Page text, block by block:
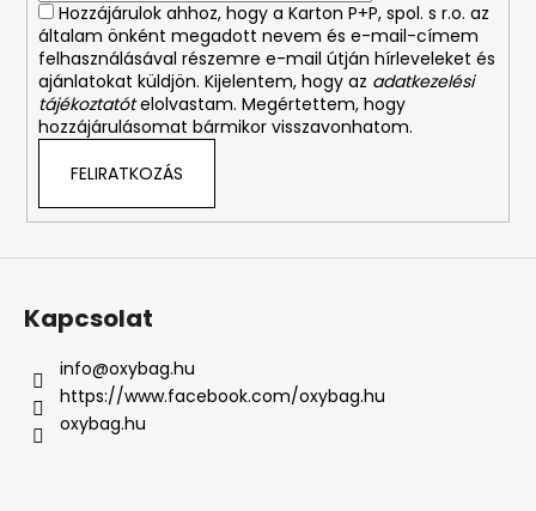
Hozzájárulok ahhoz, hogy a Karton P+P, spol. s r.o. az
általam önként megadott nevem és e-mail-címem
felhasználásával részemre e-mail útján hírleveleket és
ajánlatokat küldjön. Kijelentem, hogy az adatkezelési
tájékoztatótelolvastam. Megértettem, hogy
hozzájárulásomat bármikor visszavonhatom.
FELIRATKOZÁS
Kapcsolat
info@oxybag.hu
https://www.facebook.com/oxybag.hu
oxybag.hu